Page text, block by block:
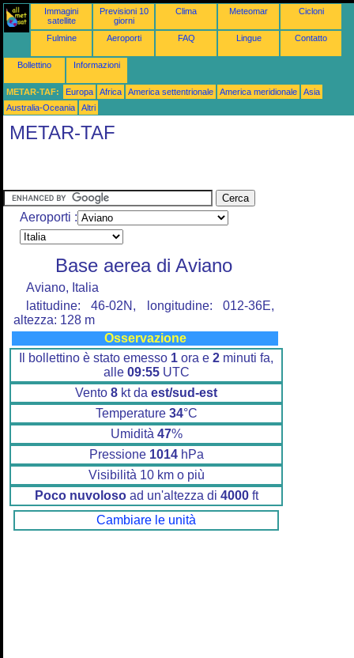
Immagini
satellite
Previsioni 10
giorni
Clima Meteomar Cicloni
Fulmine Aeroporti FAQ Lingue Contatto
Bollettino Informazioni
METAR-TAF: Europa Africa America settentrionale America meridionale
Asia
Australia-Oceania
Altri
METAR-TAF
Aeroporti :
Base aerea di Aviano
Aviano, Italia
latitudine: 46-02N, longitudine: 012-36E,
altezza: 128 m
Osservazione
Il bollettino è stato emesso 1 ora e 2 minuti fa,
alle 09:55UTC
Vento 8 kt da est/sud-est
Temperature 34°C
Umidità 47%
Pressione 1014hPa
Visibilità 10 km o più
Poco nuvolosoad un'altezza di 4000ft
Cambiare le unità